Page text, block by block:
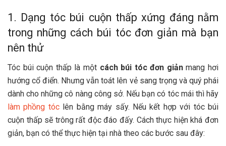
1. Dạng tóc búi cuộn thấp xứng đáng nằm
trong những cách búi tóc đơn giản mà bạn
nên thử
Tóc búi cuộn thấp là một cách búi tóc đơn giảnmang hơi
hướng cổ điển. Nhưng vẫn toát lên vẻ sang trọng và quý phái
dành cho những cô nàng công sở. Nếu bạn có tóc mái thì hãy
làm phồng tóclên bằng máy sấy. Nếu kết hợp với tóc búi
cuộn thấp sẽ trông rất độc đáo đấy. Cách thực hiện khá đơn
giản, bạn có thể thực hiện tại nhà theo các bước sau đây: